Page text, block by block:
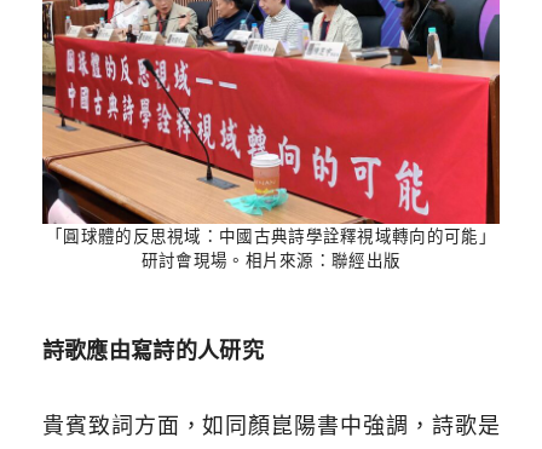
「圓球體的反思視域：中國古典詩學詮釋視域轉向的可能」
研討會現場。相片來源：聯經出版
詩歌應由寫詩的人研究
貴賓致詞方面，如同顏崑陽書中強調，詩歌是